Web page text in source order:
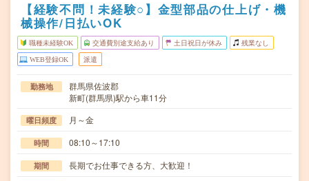
【経験不問！未経験○】金型部品の仕上げ・機
械操作/日払いOK
職種未経験OK 交通費別途支給あり 土日祝日が休み 残業なし
WEB登録OK 派遣
勤務地
群馬県佐波郡
新町(群馬県)駅から車11分
曜日頻度 月～金
時間 08:10～17:10
期間 長期でお仕事できる方、大歓迎！